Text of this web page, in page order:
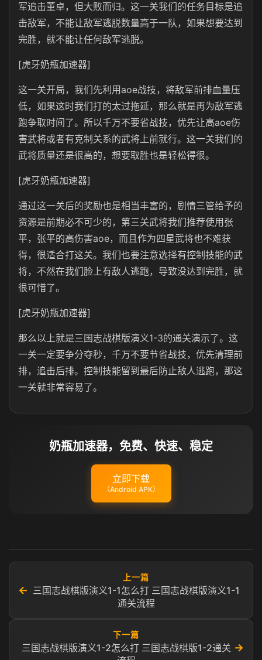
军追击董卓，但大败而归。这一关我们的任务目标是追
击敌军，不能让敌军逃脱数量高于一队，如果想要达到
完胜，就不能让任何敌军逃脱。
[虎牙奶瓶加速器]
这一关开局，我们先利用aoe战技，将敌军前排血量压
低，如果这时我们打的太过拖延，那么就是再为敌军逃
跑争取时间了。所以千万不要省战技，优先让高aoe伤
害武将或者有克制关系的武将上前就行。这一关我们的
武将质量还是很高的，想要取胜也是轻松得很。
[虎牙奶瓶加速器]
通过这一关后的奖励也是相当丰富的，剧情三管给予的
资源是前期必不可少的，第三关武将我们推荐使用张
平，张平的高伤害aoe，而且作为四星武将也不难获
得，很适合打这关。我们也要注意选择有控制技能的武
将，不然在我们脸上有敌人逃跑，导致没达到完胜，就
很可惜了。
[虎牙奶瓶加速器]
那么以上就是三国志战棋版演义1-3的通关演示了。这
一关一定要争分夺秒，千万不要节省战技，优先清理前
排，追击后排。控制技能留到最后防止敌人逃跑，那这
一关就非常容易了。
奶瓶加速器，免费、快速、稳定
立即下载
（Android APK）
←
上一篇
三国志战棋版演义1-1怎么打 三国志战棋版演义1-1
通关流程
下一篇
三国志战棋版演义1-2怎么打 三国志战棋版1-2通关 →